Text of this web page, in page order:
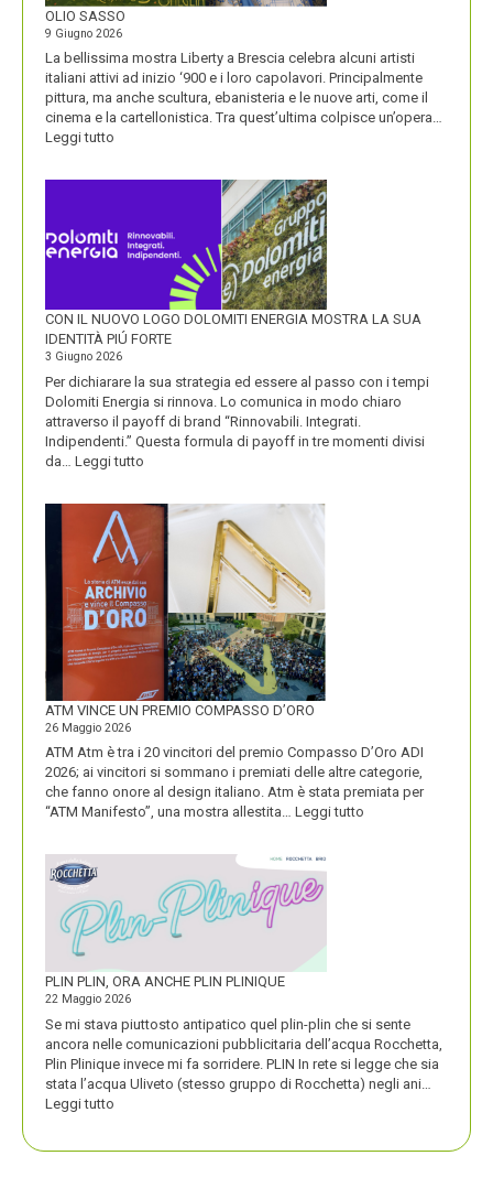
DI
NOME
OLIO SASSO
9 Giugno 2026
La bellissima mostra Liberty a Brescia celebra alcuni artisti
italiani attivi ad inizio ‘900 e i loro capolavori. Principalmente
pittura, ma anche scultura, ebanisteria e le nuove arti, come il
cinema e la cartellonistica. Tra quest’ultima colpisce un’opera…
Leggi tutto
SASSO
CON IL NUOVO LOGO DOLOMITI ENERGIA MOSTRA LA SUA
IDENTITÀ PIÚ FORTE
3 Giugno 2026
Per dichiarare la sua strategia ed essere al passo con i tempi
Dolomiti Energia si rinnova. Lo comunica in modo chiaro
attraverso il payoff di brand “Rinnovabili. Integrati.
Indipendenti.” Questa formula di payoff in tre momenti divisi
da… Leggi tutto
NUOVO
LOGO
DOLOMITI
ENERGIA
MOSTRA
LA
SUA
IDENTITÀ
FORTE
ATM VINCE UN PREMIO COMPASSO D’ORO
26 Maggio 2026
ATM Atm è tra i 20 vincitori del premio Compasso D’Oro ADI
2026; ai vincitori si sommano i premiati delle altre categorie,
che fanno onore al design italiano. Atm è stata premiata per
“ATM Manifesto”, una mostra allestita… Leggi tutto
PLIN PLIN, ORA ANCHE PLIN PLINIQUE
22 Maggio 2026
Se mi stava piuttosto antipatico quel plin-plin che si sente
ancora nelle comunicazioni pubblicitaria dell’acqua Rocchetta,
Plin Plinique invece mi fa sorridere. PLIN In rete si legge che sia
stata l’acqua Uliveto (stesso gruppo di Rocchetta) negli ani…
Leggi tutto